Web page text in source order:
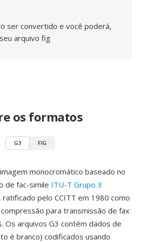
ser convertido e você poderá,
arquivo fig
os formatos
G3 FIG
monocromático baseado no
de fac-simile ITU-T Grupo 3
ratificado pelo CCITT em 1980 como
para transmissão de fax
Os arquivos G3 contém dados de
é branco) codificados usando